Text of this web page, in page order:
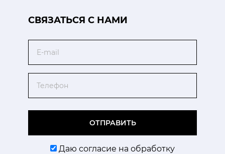
CВЯЗАТЬСЯ С НАМИ
ОТПРАВИТЬ
Даю согласие на обработку